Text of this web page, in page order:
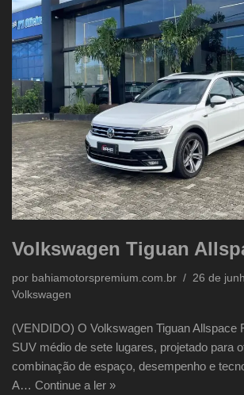
Volkswagen Tiguan
por bahiamotorspremium.com.br
26 de
Volkswagen
(VENDIDO) O Volkswagen Tiguan Allspace
SUV médio de sete lugares, projetado para
combinação de espaço, desempenho e
A… Continue a ler »